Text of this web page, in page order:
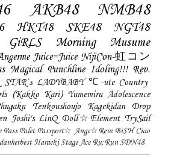
AKB48 NMB48
HKT48 SKE48
NGT48
Morning Musume
Juice=Juice NijiCon-虹コン
Magical Punchline Idoling!!! Rev.
LADYBABY ℃-ute Country
(Kakko Kari) Yumemiru Adolescence
Tenkoushoujo Kagekidan
Drop
Joshi's LinQ Doll☆Element TrySail
Pass Palet Passport☆ Ange☆Reve BiSH Ciao
Haraeki Stage Ace Ru:Run SDN48